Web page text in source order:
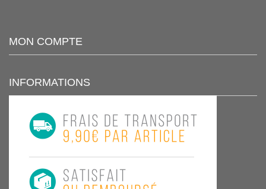
MON COMPTE
INFORMATIONS